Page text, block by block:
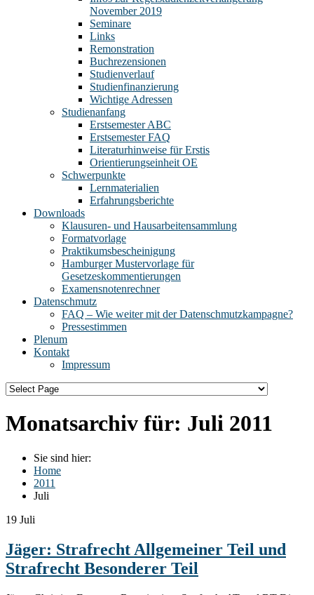
November 2019
Seminare
Links
Remonstration
Buchrezensionen
Studienverlauf
Studienfinanzierung
Wichtige Adressen
Studienanfang
Erstsemester ABC
Erstsemester FAQ
Literaturhinweise für Erstis
Orientierungseinheit OE
Schwerpunkte
Lernmaterialien
Erfahrungsberichte
Downloads
Klausuren- und Hausarbeitensammlung
Formatvorlage
Praktikumsbescheinigung
Hamburger Mustervorlage für
Gesetzeskommentierungen
Examensnotenrechner
Datenschmutz
FAQ – Wie weiter mit der Datenschmutzkampagne?
Pressestimmen
Plenum
Kontakt
Impressum
Monatsarchiv für: Juli 2011
Sie sind hier:
Home
2011
Juli
19 Juli
Jäger: Strafrecht Allgemeiner Teil und
Strafrecht Besonderer Teil